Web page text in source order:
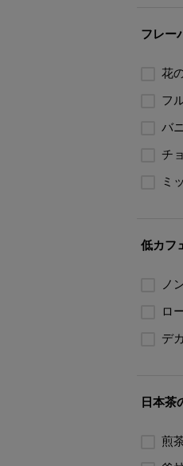
フレー
花
フ
バ
チ
ミ
低カフ
ノ
ロ
デ
日本茶
煎